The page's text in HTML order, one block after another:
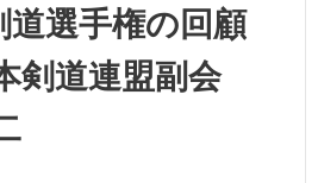
道選手権の回顧
剣道連盟副会